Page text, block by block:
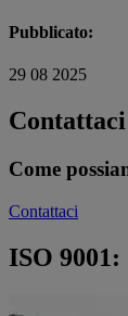
Pubblicato:
29 08 2025
Contattaci
Come
Contattaci
ISO